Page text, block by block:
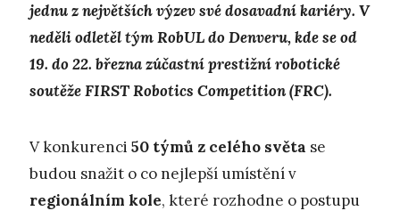
jednu z největších výzev své dosavadní kariéry. V
neděli odletěl tým RobUL do Denveru, kde se od
19. do 22. března zúčastní prestižní robotické
soutěže FIRST Robotics Competition (FRC).
V konkurenci 50 týmů z celého světa se
budou snažit o co nejlepší umístění v
regionálním kole, které rozhodne o postupu